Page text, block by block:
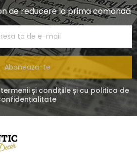
de reducere la prima comandă
Aboneaza-te
și condițiile și cu politica de